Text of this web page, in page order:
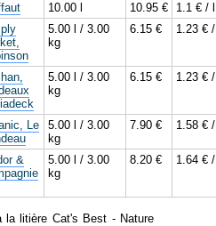
10.00 l 10.95 €
1.1 € / l
5.00 l / 3.00
kg
6.15 € 1.23 €
5.00 l / 3.00
kg
6.15 € 1.23 €
Le
5.00 l / 3.00
kg
7.90 € 1.58 €
&
5.00 l / 3.00
kg
8.20 € 1.64 €
la litière Cat's Best - Nature